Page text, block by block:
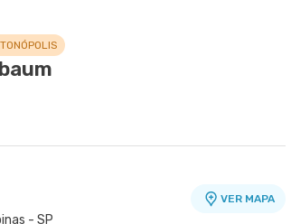
- SP
VER MAPA